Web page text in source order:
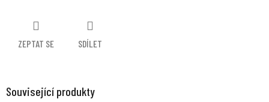
ZEPTAT SE SDÍLET
Související produkty